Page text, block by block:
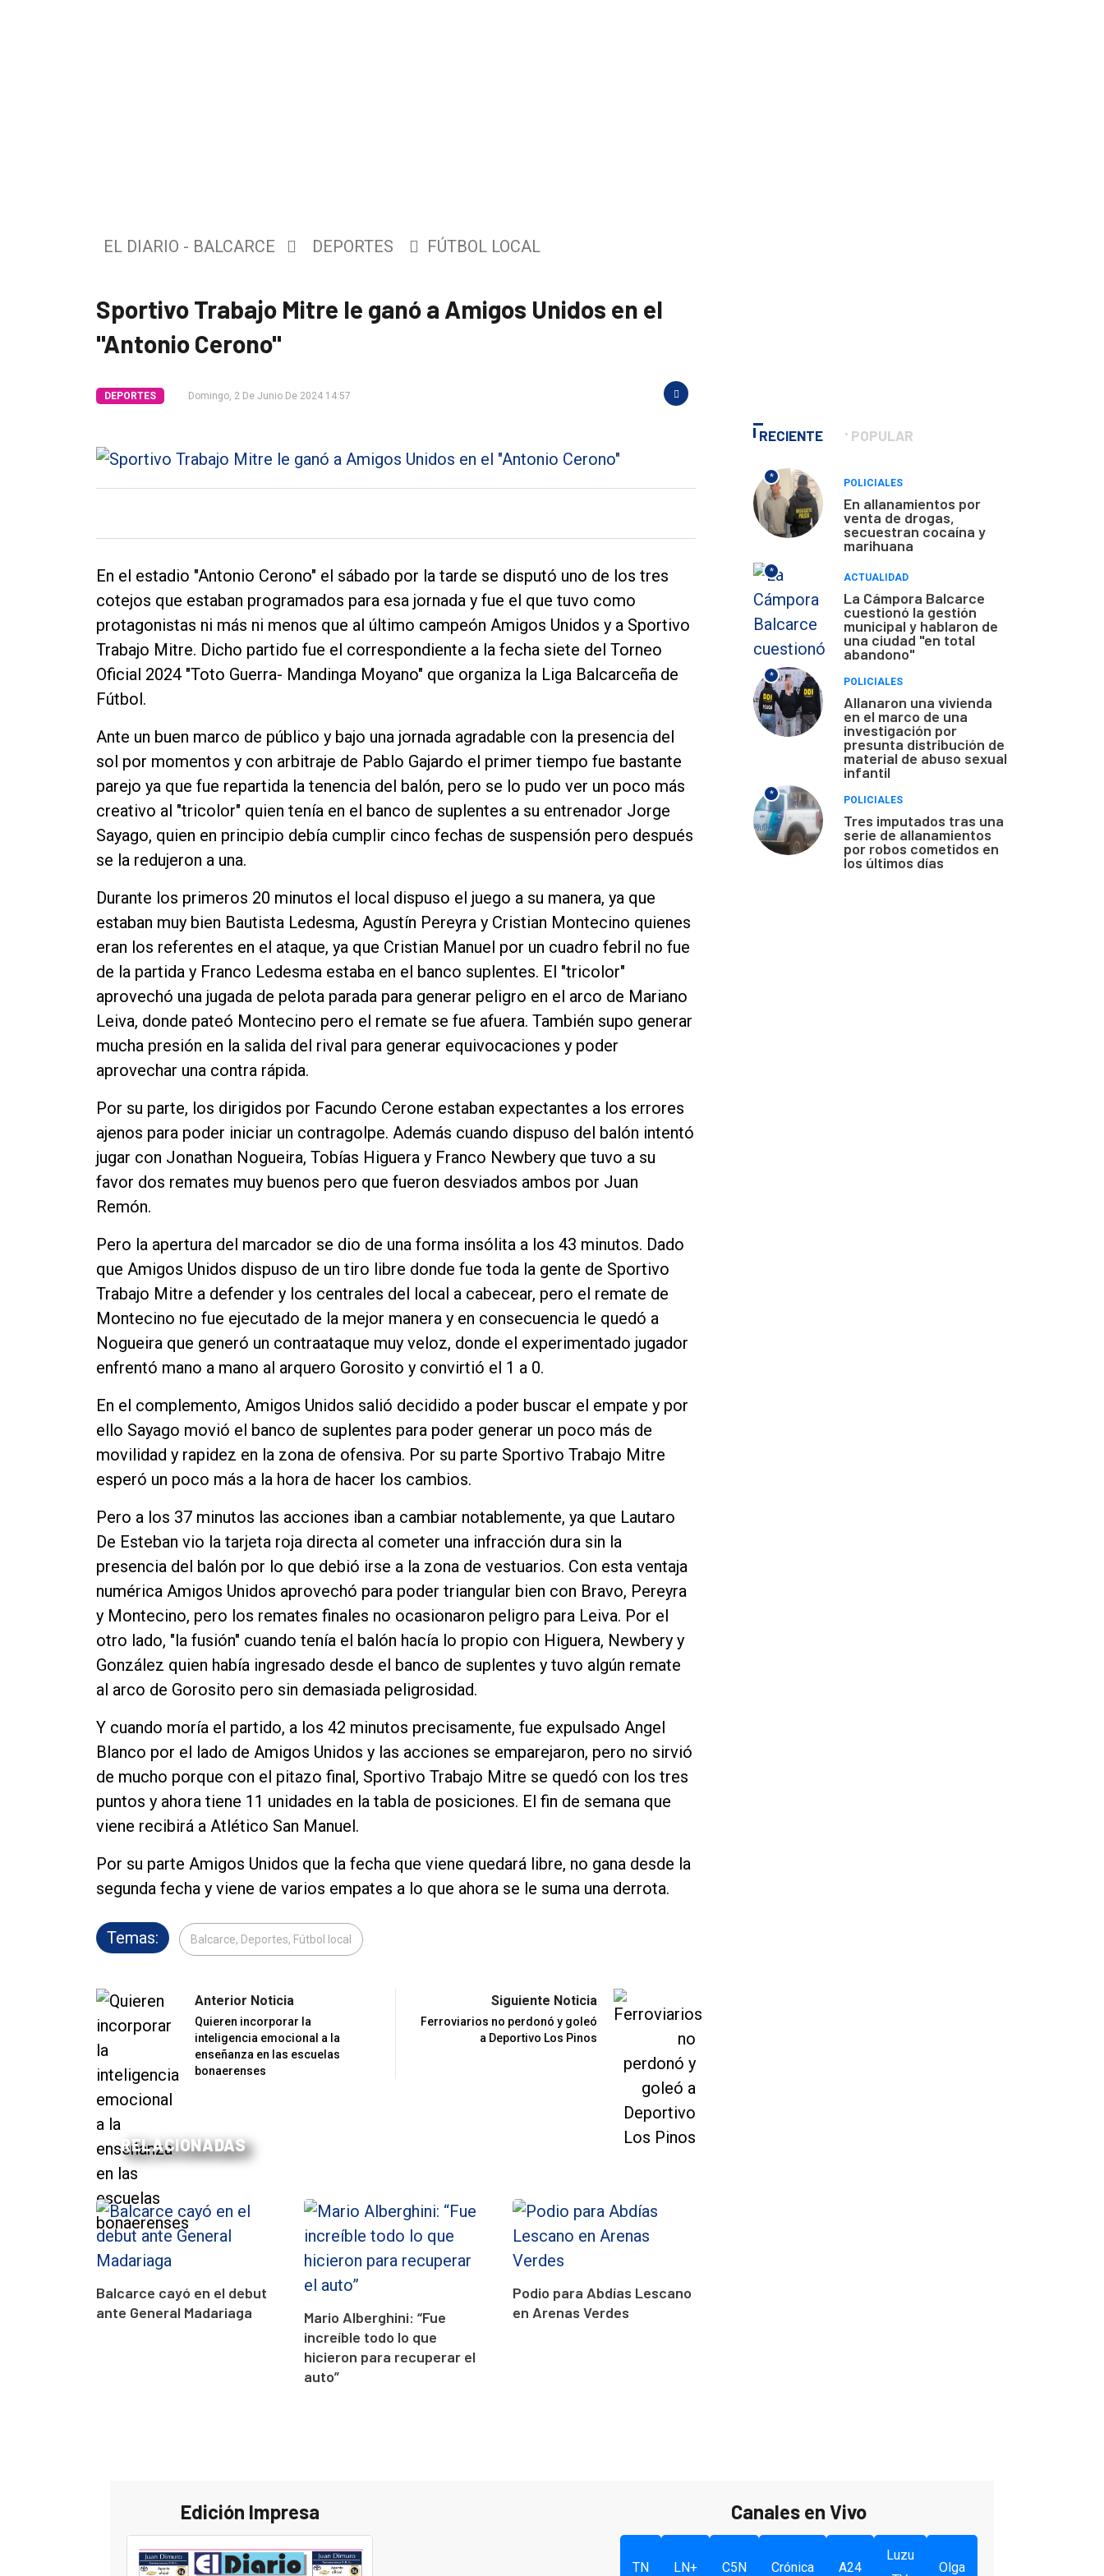
Tendencia
Deportes
Fúnebres
Nosotros
Contacto
EL DIARIO - BALCARCE DEPORTES FÚTBOL LOCAL
Sportivo Trabajo Mitre le ganó a Amigos Unidos en el
"Antonio Cerono"
DEPORTES Domingo, 2 De Junio De 2024 14:57
En el estadio "Antonio Cerono" el sábado por la tarde se disputó uno de los tres
cotejos que estaban programados para esa jornada y fue el que tuvo como
protagonistas ni más ni menos que al último campeón Amigos Unidos y a Sportivo
Trabajo Mitre. Dicho partido fue el correspondiente a la fecha siete del Torneo
Oficial 2024 "Toto Guerra- Mandinga Moyano" que organiza la Liga Balcarceña de
Fútbol.
Ante un buen marco de público y bajo una jornada agradable con la presencia del
sol por momentos y con arbitraje de Pablo Gajardo el primer tiempo fue bastante
parejo ya que fue repartida la tenencia del balón, pero se lo pudo ver un poco más
creativo al "tricolor" quien tenía en el banco de suplentes a su entrenador Jorge
Sayago, quien en principio debía cumplir cinco fechas de suspensión pero después
se la redujeron a una.
Durante los primeros 20 minutos el local dispuso el juego a su manera, ya que
estaban muy bien Bautista Ledesma, Agustín Pereyra y Cristian Montecino quienes
eran los referentes en el ataque, ya que Cristian Manuel por un cuadro febril no fue
de la partida y Franco Ledesma estaba en el banco suplentes. El "tricolor"
aprovechó una jugada de pelota parada para generar peligro en el arco de Mariano
Leiva, donde pateó Montecino pero el remate se fue afuera. También supo generar
mucha presión en la salida del rival para generar equivocaciones y poder
aprovechar una contra rápida.
Por su parte, los dirigidos por Facundo Cerone estaban expectantes a los errores
ajenos para poder iniciar un contragolpe. Además cuando dispuso del balón intentó
jugar con Jonathan Nogueira, Tobías Higuera y Franco Newbery que tuvo a su
favor dos remates muy buenos pero que fueron desviados ambos por Juan
Remón.
Pero la apertura del marcador se dio de una forma insólita a los 43 minutos. Dado
que Amigos Unidos dispuso de un tiro libre donde fue toda la gente de Sportivo
Trabajo Mitre a defender y los centrales del local a cabecear, pero el remate de
Montecino no fue ejecutado de la mejor manera y en consecuencia le quedó a
Nogueira que generó un contraataque muy veloz, donde el experimentado jugador
enfrentó mano a mano al arquero Gorosito y convirtió el 1 a 0.
En el complemento, Amigos Unidos salió decidido a poder buscar el empate y por
ello Sayago movió el banco de suplentes para poder generar un poco más de
movilidad y rapidez en la zona de ofensiva. Por su parte Sportivo Trabajo Mitre
esperó un poco más a la hora de hacer los cambios.
Pero a los 37 minutos las acciones iban a cambiar notablemente, ya que Lautaro
De Esteban vio la tarjeta roja directa al cometer una infracción dura sin la
presencia del balón por lo que debió irse a la zona de vestuarios. Con esta ventaja
numérica Amigos Unidos aprovechó para poder triangular bien con Bravo, Pereyra
y Montecino, pero los remates finales no ocasionaron peligro para Leiva. Por el
otro lado, "la fusión" cuando tenía el balón hacía lo propio con Higuera, Newbery y
González quien había ingresado desde el banco de suplentes y tuvo algún remate
al arco de Gorosito pero sin demasiada peligrosidad.
Y cuando moría el partido, a los 42 minutos precisamente, fue expulsado Angel
Blanco por el lado de Amigos Unidos y las acciones se emparejaron, pero no sirvió
de mucho porque con el pitazo final, Sportivo Trabajo Mitre se quedó con los tres
puntos y ahora tiene 11 unidades en la tabla de posiciones. El fin de semana que
viene recibirá a Atlético San Manuel.
Por su parte Amigos Unidos que la fecha que viene quedará libre, no gana desde la
segunda fecha y viene de varios empates a lo que ahora se le suma una derrota.
Temas: Balcarce, Deportes, Fútbol local
Anterior Noticia
Quieren incorporar la
inteligencia emocional a la
enseñanza en las escuelas
bonaerenses
Siguiente Noticia
Ferroviarios no perdonó y goleó
a Deportivo Los Pinos
RELACIONADAS
Balcarce cayó en el debut
ante General Madariaga
Mario Alberghini: “Fue
increíble todo lo que
hicieron para recuperar el
auto”
Podio para Abdías Lescano
en Arenas Verdes
RECIENTE POPULAR
*
POLICIALES
En allanamientos por
venta de drogas,
secuestran cocaína y
marihuana
*
ACTUALIDAD
La Cámpora Balcarce
cuestionó la gestión
municipal y hablaron de
una ciudad "en total
abandono"
*
POLICIALES
Allanaron una vivienda
en el marco de una
investigación por
presunta distribución de
material de abuso sexual
infantil
*
POLICIALES
Tres imputados tras una
serie de allanamientos
por robos cometidos en
los últimos días
Edición Impresa Canales en Vivo
TN LN+ C5N Crónica A24
Luzu
Olga